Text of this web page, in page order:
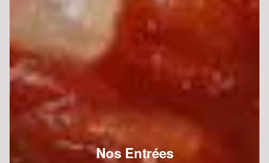
Nos Entrées